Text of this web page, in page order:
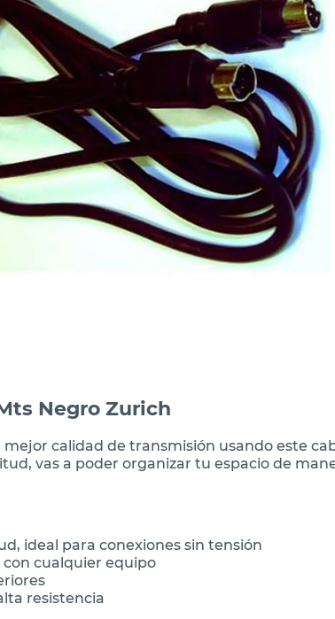
Negro Zurich
calidad de transmisión usando este
vas a poder organizar tu espacio de
ideal para conexiones sin tensión
cualquier equipo
resistencia